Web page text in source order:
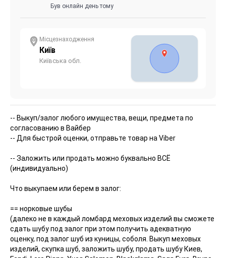
Був онлайн день тому
Місцезнаходження
Київ
Київська обл.
-- Выкуп/залог любого имущества, вещи, предмета по
согласованию в Вайбер
-- Для быстрой оценки, отправьте товар на Viber
-- Заложить или продать можно буквально ВСЁ
(индивидуально)
Что выкупаем или берем в залог:
== норковые шубы
(далеко не в каждый ломбард меховых изделий вы сможете
сдать шубу под залог при этом получить адекватную
оценку, под залог шуб из куницы, соболя. Выкуп меховых
изделий, скупка шуб, заложить шубу, продать шубу Киев,